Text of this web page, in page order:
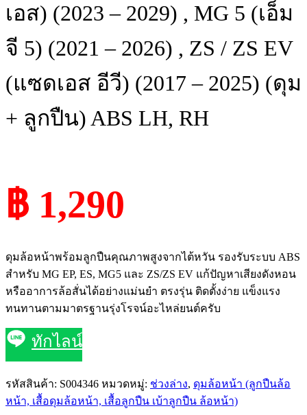
เอส) (2023 – 2029) , MG 5 (เอ็ม
จี 5) (2021 – 2026) , ZS / ZS EV
(แซดเอส อีวี) (2017 – 2025) (ดุม
+ ลูกปืน) ABS LH, RH
฿ 1,290
ดุมล้อหน้าพร้อมลูกปืนคุณภาพสูงจากไต้หวัน รองรับระบบ ABS
สำหรับ MG EP, ES, MG5 และ ZS/ZS EV แก้ปัญหาเสียงดังหอน
หรืออาการล้อสั่นได้อย่างแม่นยำ ตรงรุ่น ติดตั้งง่าย แข็งแรง
ทนทานตามมาตรฐานรุ่งโรจน์อะไหล่ยนต์ครับ
ทักไลน์
รหัสสินค้า: S004346 หมวดหมู่: ช่วงล่าง, ดุมล้อหน้า (ลูกปืนล้อ
หน้า, เสื้อดุมล้อหน้า, เสื้อลูกปืน เบ้าลูกปืน ล้อหน้า)